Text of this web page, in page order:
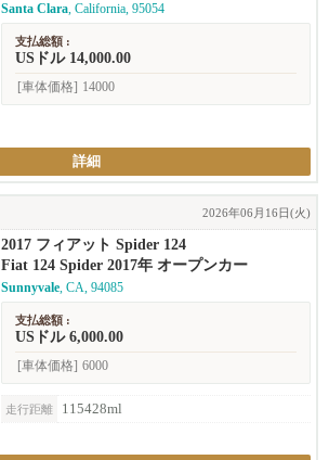
Santa Clara, California, 95054
支払総額 :
USドル 14,000.00
[車体価格] 14000
詳細
2026年06月16日(火)
2017 フィアット Spider 124
Fiat 124 Spider 2017年 オープンカー
Sunnyvale, CA, 94085
支払総額 :
USドル 6,000.00
[車体価格] 6000
走行距離
115428ml